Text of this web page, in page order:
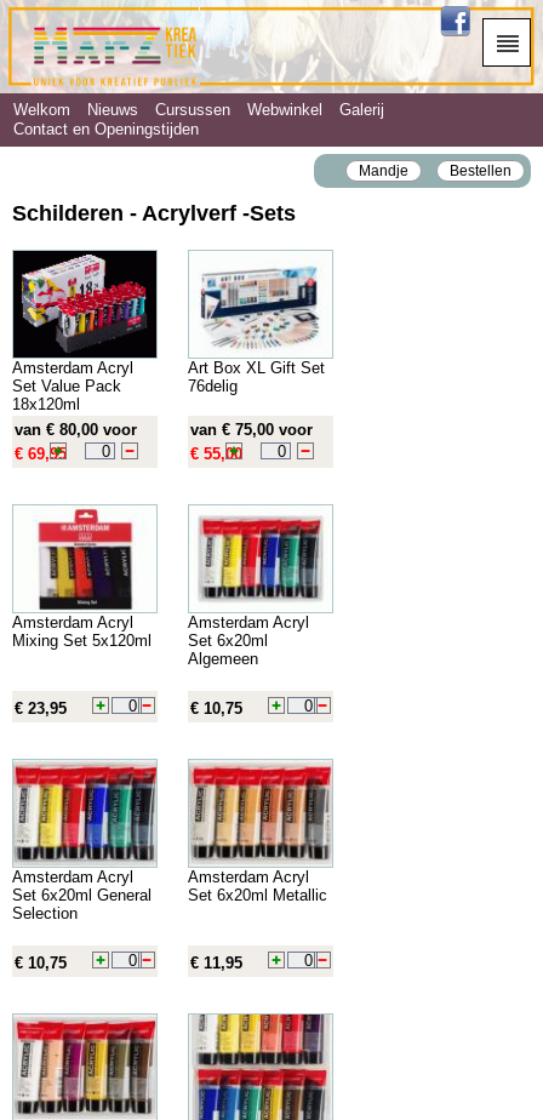
Welkom Nieuws Cursussen Webwinkel
Galerij
Contact en Openingstijden
Mandje Bestellen
Schilderen - Acrylverf ‐Sets
Amsterdam Acryl
Set Value Pack
18x120ml
van € 80,00 voor
€ 69,95
Art Box XL Gift Set
76delig
van € 75,00 voor
€ 55,00
Amsterdam Acryl
Mixing Set 5x120ml
€ 23,95
Amsterdam Acryl
Set 6x20ml
Algemeen
€ 10,75
Amsterdam Acryl
Set 6x20ml General
Selection
€ 10,75
Amsterdam Acryl
Set 6x20ml Metallic
€ 11,95